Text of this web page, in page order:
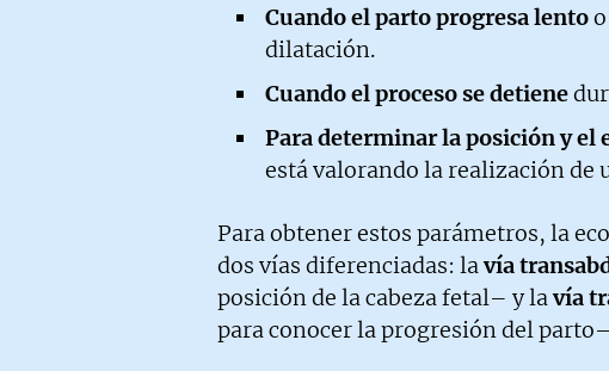
Cuando el parto progresa lento
dilatación.
Cuando el proceso se detiene
Para determinar la posición y el
está valorando la realización
Para obtener estos parámetros, la
dos vías diferenciadas: lavía
posición de la cabeza fetal– y lavía
para conocer la progresión del